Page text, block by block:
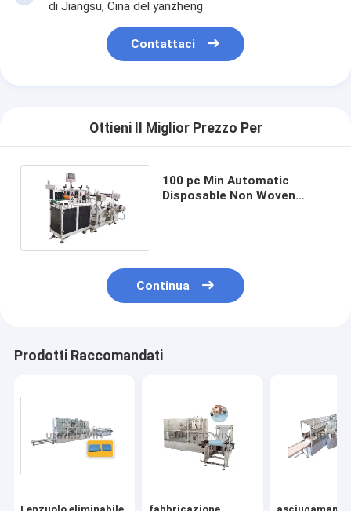
di Jiangsu, Cina del yanzheng
Contattaci
Ottieni Il Miglior Prezzo Per
100 pc Min Automatic
Disposable Non Woven
Continua
Prodotti Raccomandati